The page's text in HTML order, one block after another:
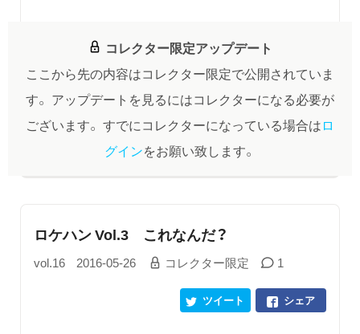
コレクター限定アップデート
ここから先の内容はコレクター限定で公開されていま
す。 アップデートを見るにはコレクターになる必要が
ございます。 すでにコレクターになっている場合はロ
グインをお願い致します。
ロケハン Vol.3 これなんだ？
vol.16 2016-05-26 コレクター限定 1
シェア
ツイート